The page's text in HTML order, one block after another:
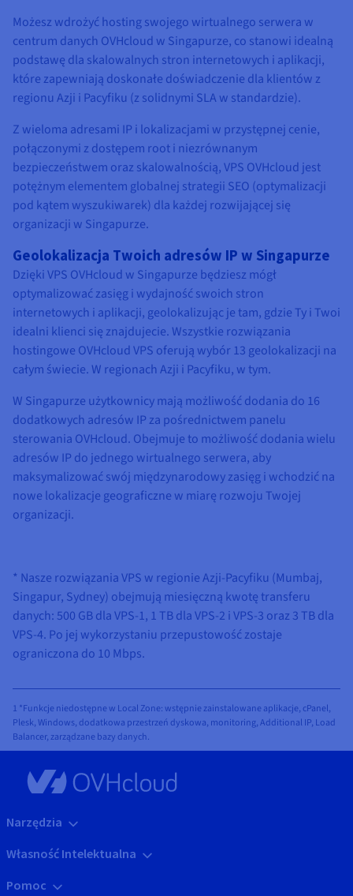
Możesz wdrożyć hosting swojego wirtualnego serwera w
centrum danych OVHcloud w Singapurze, co stanowi idealną
podstawę dla skalowalnych stron internetowych i aplikacji,
które zapewniają doskonałe doświadczenie dla klientów z
regionu Azji i Pacyfiku (z solidnymi SLA w standardzie).
Z wieloma adresami IP i lokalizacjami w przystępnej cenie,
połączonymi z dostępem root i niezrównanym
bezpieczeństwem oraz skalowalnością, VPS OVHcloud jest
potężnym elementem globalnej strategii SEO (optymalizacji
pod kątem wyszukiwarek) dla każdej rozwijającej się
organizacji w Singapurze.
Geolokalizacja Twoich adresów IP w Singapurze
Dzięki VPS OVHcloud w Singapurze będziesz mógł
optymalizować zasięg i wydajność swoich stron
internetowych i aplikacji, geolokalizując je tam, gdzie Ty i Twoi
idealni klienci się znajdujecie. Wszystkie rozwiązania
hostingowe OVHcloud VPS oferują wybór 13 geolokalizacji na
całym świecie. W regionach Azji i Pacyfiku, w tym.
W Singapurze użytkownicy mają możliwość dodania do 16
dodatkowych adresów IP za pośrednictwem panelu
sterowania OVHcloud. Obejmuje to możliwość dodania wielu
adresów IP do jednego wirtualnego serwera, aby
maksymalizować swój międzynarodowy zasięg i wchodzić na
nowe lokalizacje geograficzne w miarę rozwoju Twojej
organizacji.
* Nasze rozwiązania VPS w regionie Azji-Pacyfiku (Mumbaj,
Singapur, Sydney) obejmują miesięczną kwotę transferu
danych: 500 GB dla VPS-1, 1 TB dla VPS-2 i VPS-3 oraz 3 TB dla
VPS-4. Po jej wykorzystaniu przepustowość zostaje
ograniczona do 10 Mbps.
1 *Funkcje niedostępne w Local Zone: wstępnie zainstalowane aplikacje, cPanel,
Plesk, Windows, dodatkowa przestrzeń dyskowa, monitoring, Additional IP, Load
Balancer, zarządzane bazy danych.
Narzędzia
Własność Intelektualna
Pomoc